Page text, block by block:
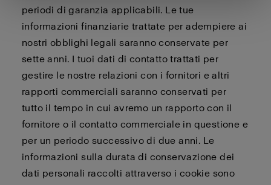
periodi di garanzia applicabili. Le tue
informazioni finanziarie trattate per adempiere ai
nostri obblighi legali saranno conservate per
sette anni. I tuoi dati di contatto trattati per
gestire le nostre relazioni con i fornitori e altri
rapporti commerciali saranno conservati per
tutto il tempo in cui avremo un rapporto con il
fornitore o il contatto commerciale in questione e
per un periodo successivo di due anni. Le
informazioni sulla durata di conservazione dei
dati personali raccolti attraverso i cookie sono